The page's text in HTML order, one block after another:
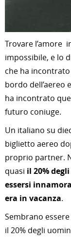
Trovare l’amore
impossibile, e lo
che ha
bordo dell’aereo
ha incontrato
futuro coniuge.
Un italiano su
biglietto aereo
proprio partner.
quasi il 20%
essersi
era in vacanza.
Sembrano
il 20% degli